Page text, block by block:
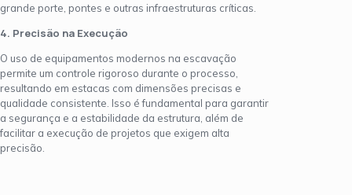
grande porte, pontes e outras infraestruturas críticas.
4. Precisão na Execução
O uso de equipamentos modernos na escavação
permite um controle rigoroso durante o processo,
resultando em estacas com dimensões precisas e
qualidade consistente. Isso é fundamental para garantir
a segurança e a estabilidade da estrutura, além de
facilitar a execução de projetos que exigem alta
precisão.